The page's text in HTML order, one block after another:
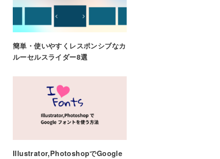
簡単・使いやすくレスポンシブなカ
ルーセルスライダー8選
Illustrator,PhotoshopでGoogle